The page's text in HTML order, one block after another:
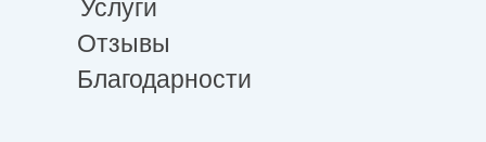
Услуги
Отзывы
Благодарности